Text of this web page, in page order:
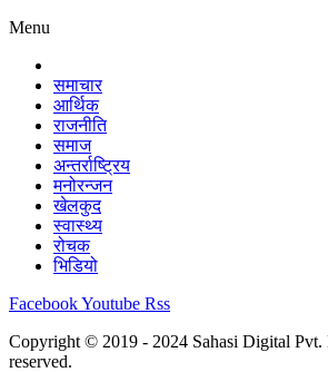
Menu
समाचार
आर्थिक
राजनीति
समाज
अन्तर्राष्ट्रिय
मनोरन्जन
खेलकुद
स्वास्थ्य
रोचक
भिडियो
FacebookYoutube Rss
Copyright © 2019 - 2024 Sahasi Digital
reserved.